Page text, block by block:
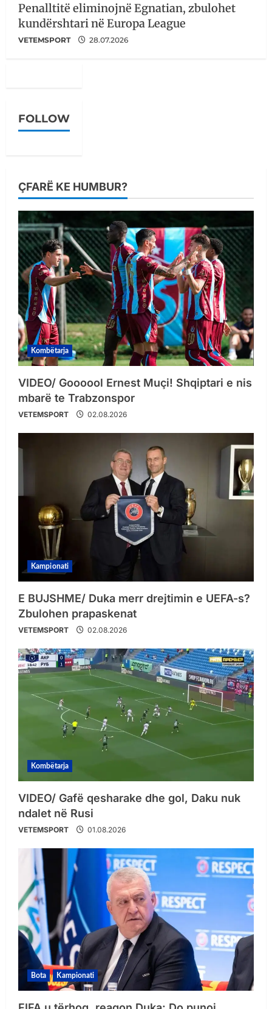
Penalltitë eliminojnë Egnatian, zbulohet
kundërshtari në Europa League
VETEMSPORT 28.07.2026
FOLLOW
ÇFARË KE HUMBUR?
Kombëtarja
VIDEO/ Goooool Ernest Muçi! Shqiptari e nis
mbarë te Trabzonspor
VETEMSPORT 02.08.2026
Kampionati
E BUJSHME/ Duka merr drejtimin e UEFA-s?
Zbulohen prapaskenat
VETEMSPORT 02.08.2026
Kombëtarja
VIDEO/ Gafë qesharake dhe gol, Daku nuk
ndalet në Rusi
VETEMSPORT 01.08.2026
Bota Kampionati